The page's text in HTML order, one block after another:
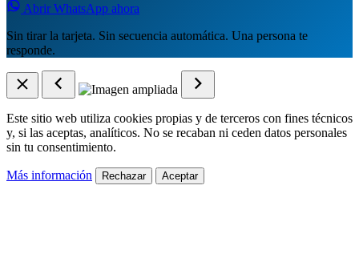
Abrir WhatsApp ahora
Sin tirar la tarjeta. Sin secuencia automática. Una persona te
responde.
Este sitio web utiliza cookies propias y de terceros con fines técnicos
y, si las aceptas, analíticos. No se recaban ni ceden datos personales
sin tu consentimiento.
Más información Rechazar Aceptar